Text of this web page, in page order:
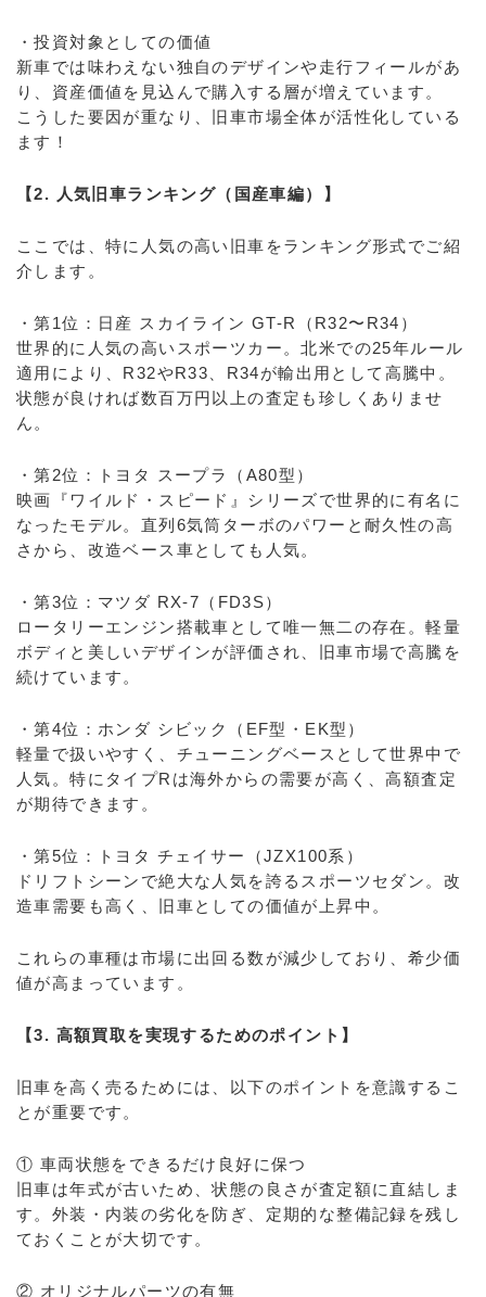
・投資対象としての価値
新車では味わえない独自のデザインや走行フィールがあ
り、資産価値を見込んで購入する層が増えています。
こうした要因が重なり、旧車市場全体が活性化している
ます！
【2. 人気旧車ランキング（国産車編）】
ここでは、特に人気の高い旧車をランキング形式でご紹
介します。
・第1位：日産 スカイライン GT-R（R32〜R34）
世界的に人気の高いスポーツカー。北米での25年ルール
適用により、R32やR33、R34が輸出用として高騰中。
状態が良ければ数百万円以上の査定も珍しくありませ
ん。
・第2位：トヨタ スープラ（A80型）
映画『ワイルド・スピード』シリーズで世界的に有名に
なったモデル。直列6気筒ターボのパワーと耐久性の高
さから、改造ベース車としても人気。
・第3位：マツダ RX-7（FD3S）
ロータリーエンジン搭載車として唯一無二の存在。軽量
ボディと美しいデザインが評価され、旧車市場で高騰を
続けています。
・第4位：ホンダ シビック（EF型・EK型）
軽量で扱いやすく、チューニングベースとして世界中で
人気。特にタイプRは海外からの需要が高く、高額査定
が期待できます。
・第5位：トヨタ チェイサー（JZX100系）
ドリフトシーンで絶大な人気を誇るスポーツセダン。改
造車需要も高く、旧車としての価値が上昇中。
これらの車種は市場に出回る数が減少しており、希少価
値が高まっています。
【3. 高額買取を実現するためのポイント】
旧車を高く売るためには、以下のポイントを意識するこ
とが重要です。
① 車両状態をできるだけ良好に保つ
旧車は年式が古いため、状態の良さが査定額に直結しま
す。外装・内装の劣化を防ぎ、定期的な整備記録を残し
ておくことが大切です。
② オリジナルパーツの有無